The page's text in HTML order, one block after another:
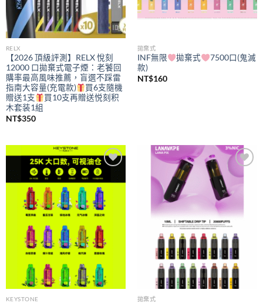
RELX
【2026 頂級評測】RELX 悅刻
12000 口拋棄式電子煙：老饕回
購率最高風味推薦，盲選不踩雷
指南大容量(充電款)
買6支隨機
贈送1支
買10支再贈送悦刻积
木套装1組
NT$350
拋棄式
INF無限 拋棄式
7500口(鬼滅
款)
NT$160
Add to
wishlist
KEYSTONE
Add to
wishlist
拋棄式